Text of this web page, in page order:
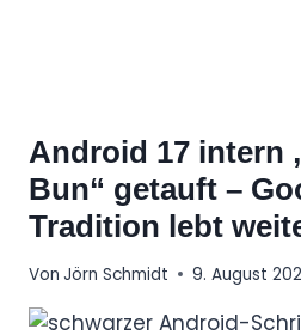
Android 17 intern
Bun“ getauft –
Tradition lebt
Von Jörn Schmidt 9. August